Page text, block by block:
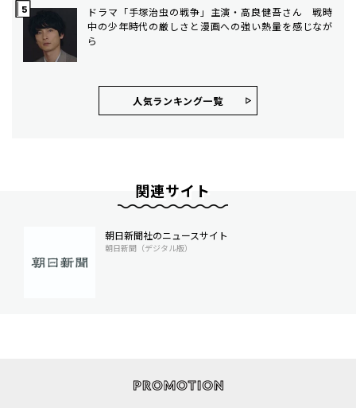
ドラマ「手塚治虫の戦争」主演・高良健吾さん 戦時
中の少年時代の厳しさと漫画への強い熱量を感じなが
ら
人気ランキング⼀覧
関連サイト
朝日新聞社のニュースサイト
朝日新聞（デジタル版）